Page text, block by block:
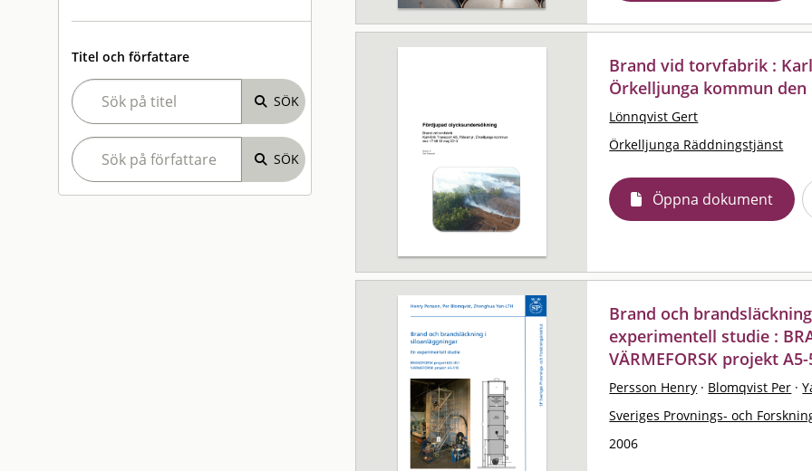
Titel och författare
Brand vid torvfabrik :
Örkelljunga kommun den
Lönnqvist Gert
Örkelljunga Räddningstjänst
Öppna dokument
Brand och
experimentell studie :
VÄRMEFORSK projekt
Persson Henry · Blomqvist Per ·
Sveriges Provnings- och
2006